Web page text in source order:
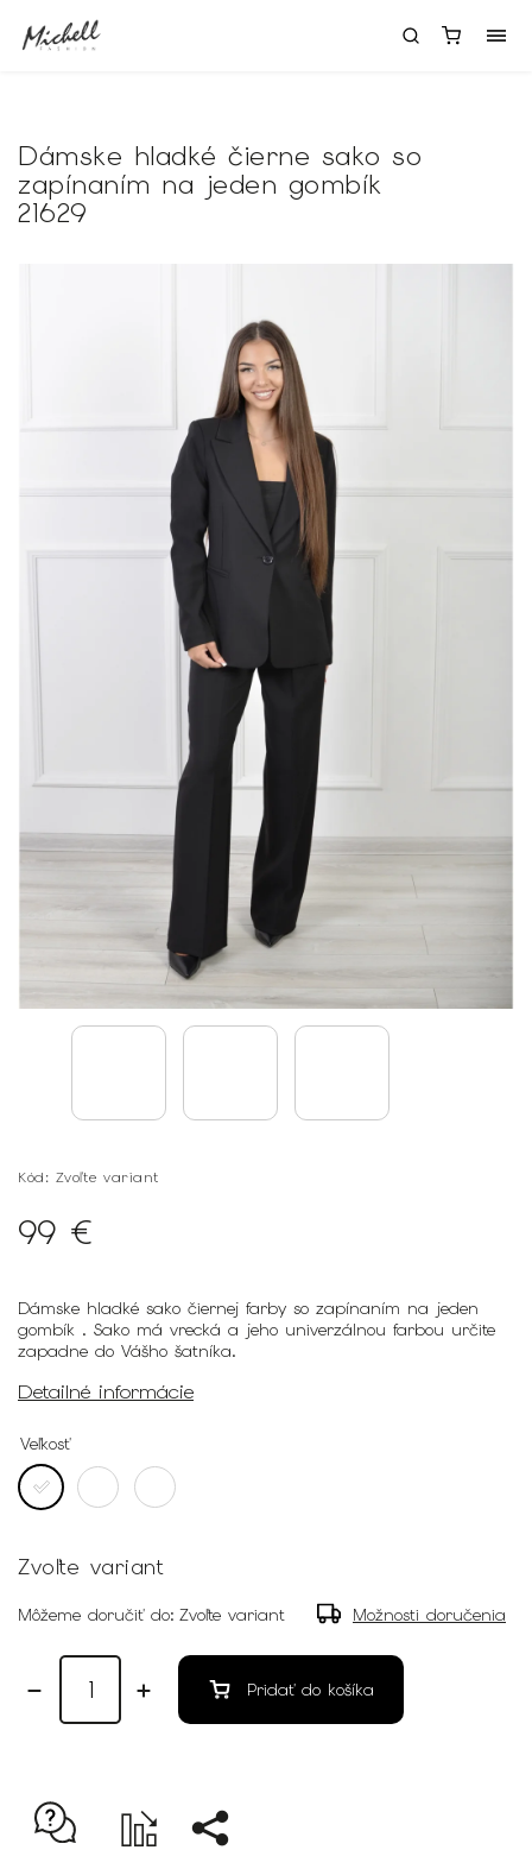
Dámske hladké čierne sako so
zapínaním na jeden gombík
21629
Kód: Zvoľte variant
99 €
Dámske hladké sako čiernej farby so zapínaním na jeden
gombík . Sako má vrecká a jeho univerzálnou farbou určite
zapadne do Vášho šatníka.
Detailné informácie
Veľkosť
Zvoľte variant
Môžeme doručiť do: Zvoľte variant Možnosti doručenia
Pridať do košíka